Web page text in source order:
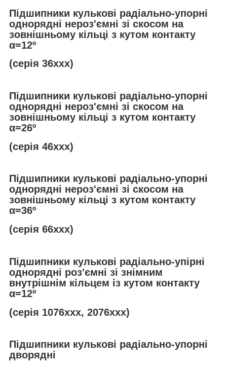
Підшипники кулькові радіально-упорні
однорядні нероз'ємні зі скосом на
зовнішньому кільці з кутом контакту
α=12º
(серія 36ххх)
Підшипники кулькові радіально-упорні
однорядні нероз'ємні зі скосом на
зовнішньому кільці з кутом контакту
α=26º
(серія 46ххх)
Підшипники кулькові радіально-упорні
однорядні нероз'ємні зі скосом на
зовнішньому кільці з кутом контакту
α=36º
(серія 66ххх)
Підшипники кулькові радіально-упірні
однорядні роз'ємні зі знімним
внутрішнім кільцем із кутом контакту
α=12º
(серія 1076ххх, 2076ххх)
Підшипники кулькові радіально-упорні
дворядні